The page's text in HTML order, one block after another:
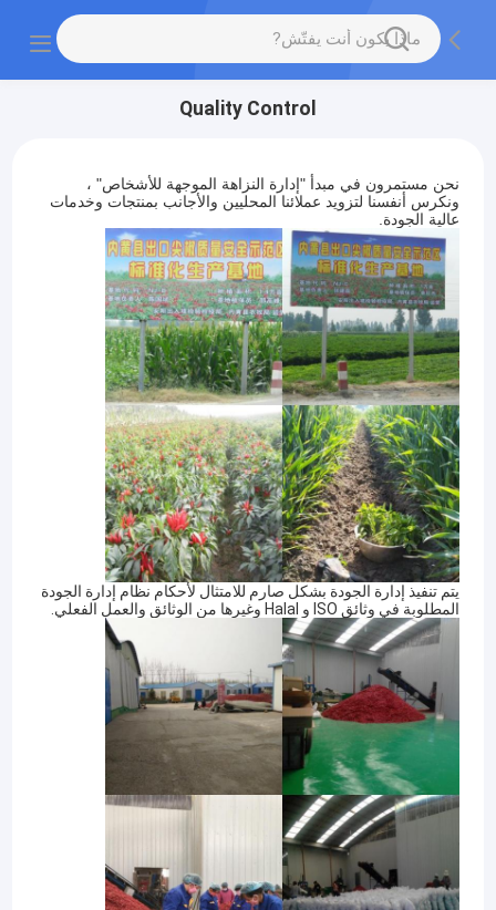
Quality Control
نحن مستمرون في مبدأ "إدارة النزاهة الموجهة للأشخاص" ،
ونكرس أنفسنا لتزويد عملائنا المحليين والأجانب بمنتجات وخدمات
عالية الجودة.
يتم تنفيذ إدارة الجودة بشكل صارم للامتثال لأحكام نظام إدارة الجودة
المطلوبة في وثائق ISO و Halal وغيرها من الوثائق والعمل الفعلي.